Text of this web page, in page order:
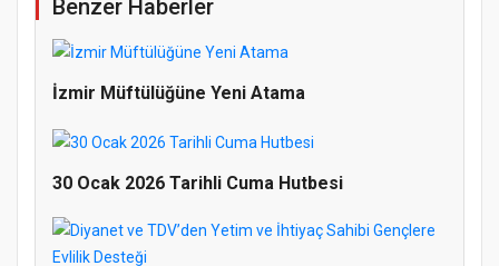
Benzer Haberler
İzmir Müftülüğüne Yeni Atama
30 Ocak 2026 Tarihli Cuma Hutbesi